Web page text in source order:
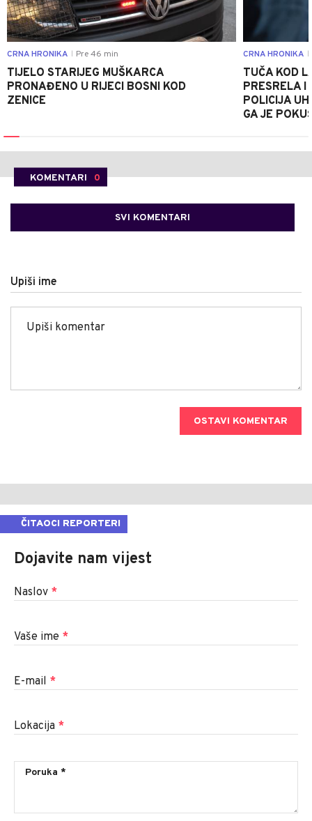
CRNA HRONIKA Pre 46 min
TIJELO STARIJEG MUŠKARCA
PRONAĐENO U RIJECI BOSNI KOD
ZENICE
CRNA HRONIKA
TUČA KOD
PRESRELA I
POLICIJA
GA JE
KOMENTARI 0
SVI KOMENTARI
Upiši ime
OSTAVI KOMENTAR
ČITAOCI REPORTERI
Dojavite nam vijest
Naslov *
Vaše ime *
E-mail *
Lokacija *